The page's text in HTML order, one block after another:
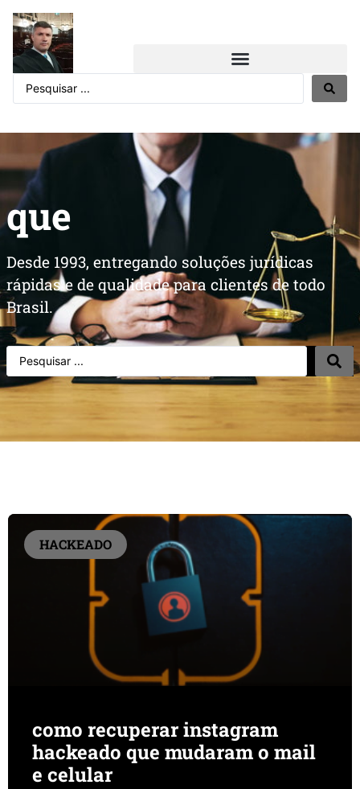
que
Desde 1993, entregando soluções jurídicas
rápidas e de qualidade para clientes de todo
Brasil.
HACKEADO
como recuperar instagram
hackeado que mudaram o mail
e celular